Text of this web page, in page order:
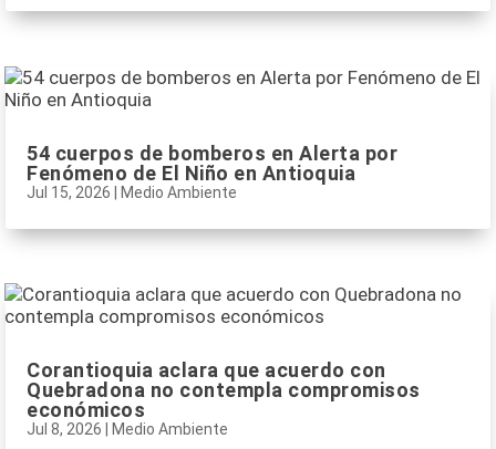
54 cuerpos de bomberos en Alerta por
Fenómeno de El Niño en Antioquia
Jul 15, 2026 Medio Ambiente
Corantioquia aclara que acuerdo con
Quebradona no contempla compromisos
económicos
Jul 8, 2026 Medio Ambiente